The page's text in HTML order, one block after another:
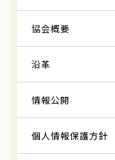
協会概要
沿革
情報公開
個人情報保護方針